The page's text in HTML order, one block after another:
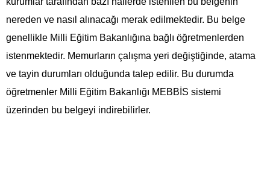
nereden ve nasıl alınacağı merak edilmektedir. Bu belge
genellikle Milli Eğitim Bakanlığına bağlı öğretmenlerden
istenmektedir. Memurların çalışma yeri değiştiğinde, atama
ve tayin durumları olduğunda talep edilir. Bu durumda
öğretmenler Milli Eğitim Bakanlığı MEBBİS sistemi
üzerinden bu belgeyi indirebilirler.